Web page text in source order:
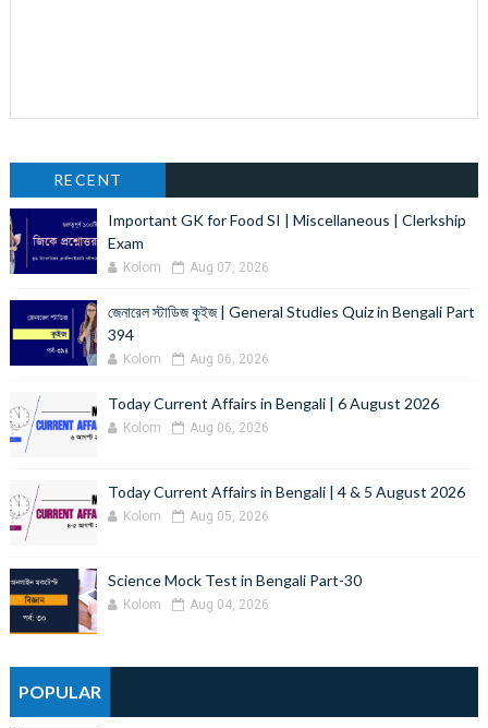
RECENT
Important GK for Food SI | Miscellaneous | Clerkship
Exam
Kolom Aug 07, 2026
জেনারেল স্টাডিজ কুইজ | General Studies Quiz in Bengali Part
394
Kolom Aug 06, 2026
Today Current Affairs in Bengali | 6 August 2026
Kolom Aug 06, 2026
Today Current Affairs in Bengali | 4 & 5 August 2026
Kolom Aug 05, 2026
Science Mock Test in Bengali Part-30
Kolom Aug 04, 2026
POPULAR